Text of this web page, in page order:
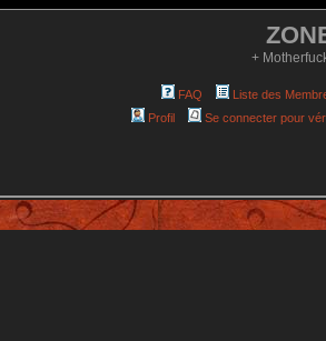
+
FAQ Liste des
Profil
Se connecter pour